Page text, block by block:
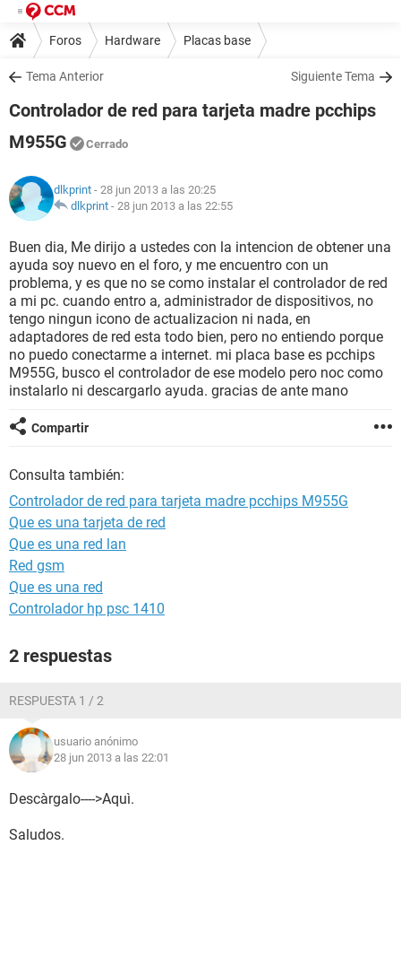
Foros Hardware Placas base
Tema Anterior Siguiente Tema
Controlador de red para tarjeta madre pcchips
M955G
Cerrado
dlkprint - 28 jun 2013 a las 20:25
dlkprint - 28 jun 2013 a las 22:55
Buen dia, Me dirijo a ustedes con la intencion de obtener una
ayuda soy nuevo en el foro, y me encuentro con un
problema, y es que no se como instalar el controlador de red
a mi pc. cuando entro a, administrador de dispositivos, no
tengo ningun icono de actualizacion ni nada, en
adaptadores de red esta todo bien, pero no entiendo porque
no puedo conectarme a internet. mi placa base es pcchips
M955G, busco el controlador de ese modelo pero noc como
instalarlo ni descargarlo ayuda. gracias de ante mano
Compartir
Consulta también:
Controlador de red para tarjeta madre pcchips M955G
Que es una tarjeta de red
Que es una red lan
Red gsm
Que es una red
Controlador hp psc 1410
2 respuestas
RESPUESTA 1 / 2
usuario anónimo
28 jun 2013 a las 22:01
Descàrgalo---->Aquì.
Saludos.